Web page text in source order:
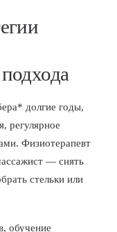
долгие годы,
регулярное
Физиотерапевт
— снять
стельки или
обучение